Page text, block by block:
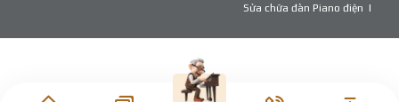
Sửa chữa đàn Piano điện